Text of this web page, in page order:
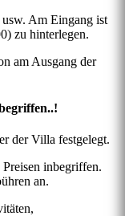
Am Eingang ist
zu hinterlegen.
am Ausgang der
der Villa festgelegt.
inbegriffen.
an.